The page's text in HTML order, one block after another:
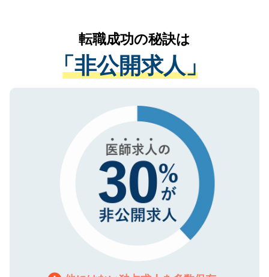
は、個人情報の取り扱いについての厳密な
管理基準を満たした事業者のみに付与され
る、プライバシーマークを取得済みです。
で、機密保持に関してもご安心ください。
かがいして、現在の医療機関の状況や紹介
経験をまじえながら、適切なアドバイスを
させていただきます。すぐにご転職をされ
ない方には、長期的なサポートが可能です
ので、まずはご登録ください。
転職成功の秘訣は
「非公開求人」